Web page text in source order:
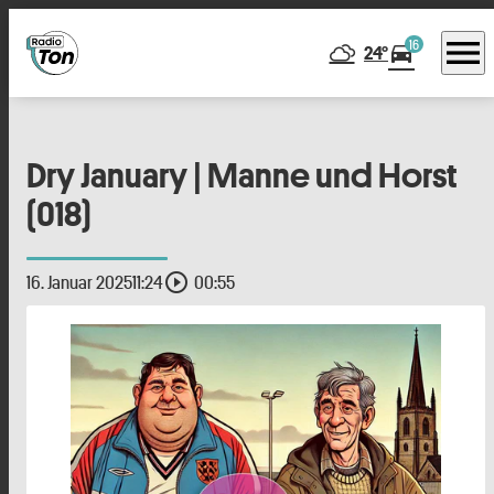
24°directions_car16 menu
Dry January | Manne und Horst
(018)
16. Januar 202511:24play_circle_outline 00:55